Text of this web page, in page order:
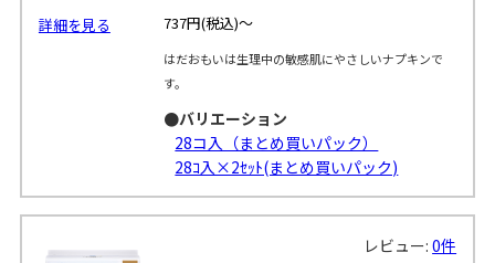
詳細を見る 737円(税込)～
はだおもいは生理中の敏感肌にやさしいナプキンで
す。
●バリエーション
28コ入（まとめ買いパック）
28ｺ入×2ｾｯﾄ(まとめ買いパック)
レビュー:0件